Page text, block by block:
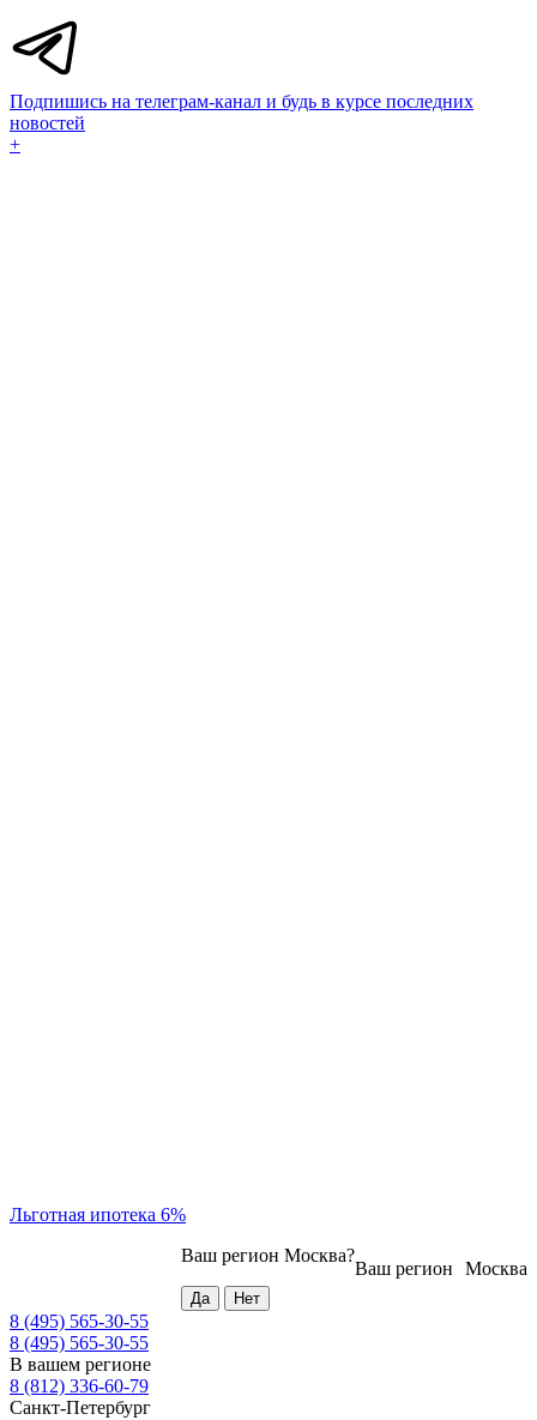
Подпишись на телеграм-канал и будь в курсе последних
новостей
+
Льготная ипотека 6%
Москва
Ваш регион
Ваш регион Москва?
8 (495) 565-30-55
8 (495) 565-30-55
В вашем регионе
8 (812) 336-60-79
Санкт-Петербург